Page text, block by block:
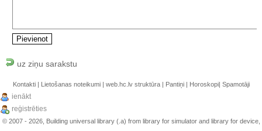
uz ziņu sarakstu
Kontakti| Lietošanas noteikumi| web.hc.lv struktūra| Pantiņi| Horoskopi| Spamotāji
ienākt
reģistrēties
© 2007 - 2026, Building universal library (.a) from library for simulator and library for device,